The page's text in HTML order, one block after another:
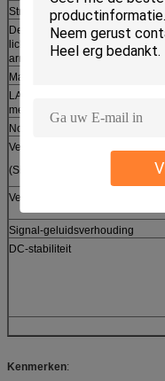
Stray Flux Density met degauss
De hoogte tussen de schakker
lichaam en de tafeloppervlakte
armature na verwijdering van de
Maximaal lawaai van het systeem
LA50K Versterker van
meer informatie)
Nominale uitvoercapaciteit
Versterker Frequentiereactie
(Sinusmodus,
Vervorming (bij nominale uitgang)
Signal-geluidsverhouding
DC-stabiliteit
Kenmerken: